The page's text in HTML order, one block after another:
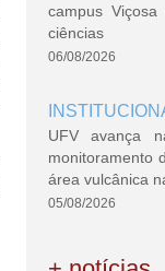
campus
ciências
06/08/2026
UFV avança
monitoramento
área vulcânica
05/08/2026